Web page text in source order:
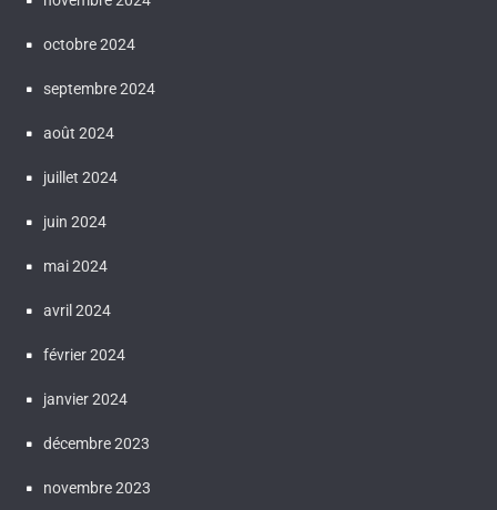
octobre 2024
septembre 2024
août 2024
juillet 2024
juin 2024
mai 2024
avril 2024
février 2024
janvier 2024
décembre 2023
novembre 2023